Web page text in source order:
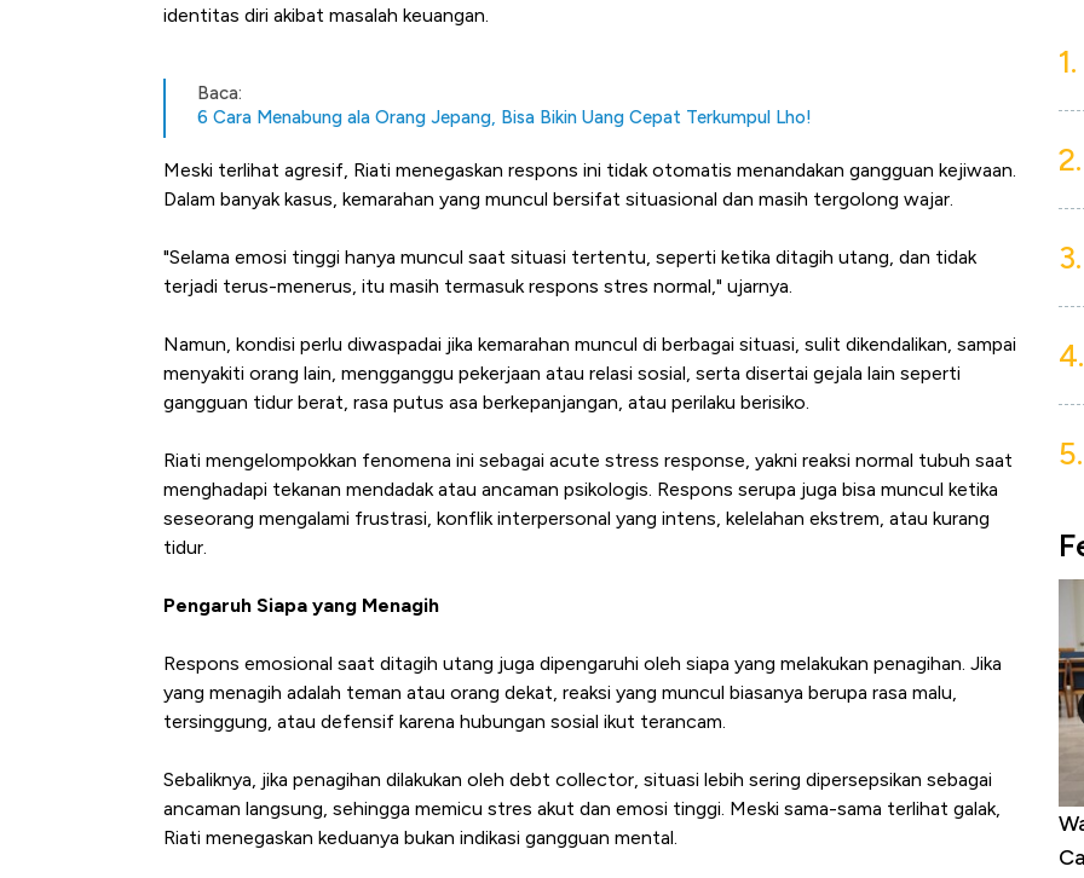
identitas diri akibat masalah keuangan.
Baca:
6 Cara Menabung ala Orang Jepang, Bisa Bikin Uang Cepat Terkumpul Lho!
Meski terlihat agresif, Riati menegaskan respons ini tidak otomatis menandakan gangguan kejiwaan.
Dalam banyak kasus, kemarahan yang muncul bersifat situasional dan masih tergolong wajar.
"Selama emosi tinggi hanya muncul saat situasi tertentu, seperti ketika ditagih utang, dan tidak
terjadi terus-menerus, itu masih termasuk respons stres normal," ujarnya.
Namun, kondisi perlu diwaspadai jika kemarahan muncul di berbagai situasi, sulit dikendalikan, sampai
menyakiti orang lain, mengganggu pekerjaan atau relasi sosial, serta disertai gejala lain seperti
gangguan tidur berat, rasa putus asa berkepanjangan, atau perilaku berisiko.
Riati mengelompokkan fenomena ini sebagai acute stress response, yakni reaksi normal tubuh saat
menghadapi tekanan mendadak atau ancaman psikologis. Respons serupa juga bisa muncul ketika
seseorang mengalami frustrasi, konflik interpersonal yang intens, kelelahan ekstrem, atau kurang
tidur.
Pengaruh Siapa yang Menagih
Respons emosional saat ditagih utang juga dipengaruhi oleh siapa yang melakukan penagihan. Jika
yang menagih adalah teman atau orang dekat, reaksi yang muncul biasanya berupa rasa malu,
tersinggung, atau defensif karena hubungan sosial ikut terancam.
Sebaliknya, jika penagihan dilakukan oleh debt collector, situasi lebih sering dipersepsikan sebagai
ancaman langsung, sehingga memicu stres akut dan emosi tinggi. Meski sama-sama terlihat galak,
Riati menegaskan keduanya bukan indikasi gangguan mental.
1.
2.
3.
4.
5.
Harga Emas Mengamuk 4% dalam 24
Warga AS Muak ke Demokrat-Republik,